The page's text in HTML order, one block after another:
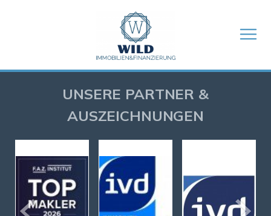
UNSERE PARTNER &
AUSZEICHNUNGEN